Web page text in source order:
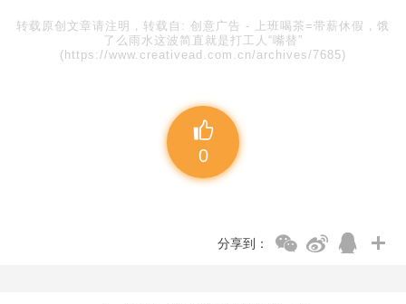
转载原创文章请注明，转载自: 创意广告 -
上班喝茶=带薪休假，饿
了么雨水这波简直就是打工人“嘴替”
(https://www.creativead.com.cn/archives/7685)
0
分享到：